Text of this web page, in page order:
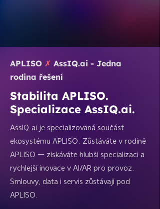
APLISO ✗ AssIQ.ai - Jedna
rodina řešení
Stabilita APLISO.
Specializace AssIQ.ai.
AssIQ.ai je specializovaná součást
ekosystému APLISO. Zůstáváte v rodině
APLISO — získáváte hlubší specializaci a
rychlejší inovace v AI/AR pro provoz.
Smlouvy, data i servis zůstávají pod
APLISO.